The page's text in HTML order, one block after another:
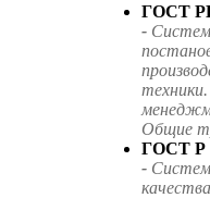
ГОСТ РВ
-
Общие
ГОСТ Р
-